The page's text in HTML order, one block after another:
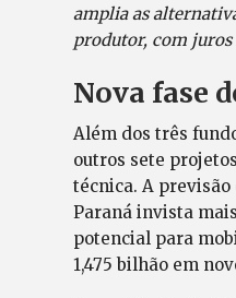
amplia as
produtor, com juros
Nova fase
Além dos três
outros sete
técnica. A previsão
Paraná invista
potencial para
1,475 bilhão em